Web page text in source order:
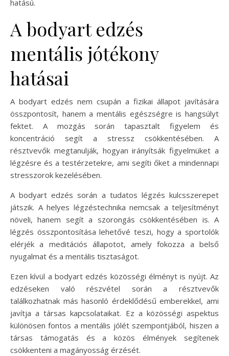
hatású.
A bodyart edzés
mentális jótékony
hatásai
A bodyart edzés nem csupán a fizikai állapot javítására
összpontosít, hanem a mentális egészségre is hangsúlyt
fektet. A mozgás során tapasztalt figyelem és
koncentráció segít a stressz csökkentésében. A
résztvevők megtanulják, hogyan irányítsák figyelmüket a
légzésre és a testérzetekre, ami segíti őket a mindennapi
stresszorok kezelésében.
A bodyart edzés során a tudatos légzés kulcsszerepet
játszik. A helyes légzéstechnika nemcsak a teljesítményt
növeli, hanem segít a szorongás csökkentésében is. A
légzés összpontosítása lehetővé teszi, hogy a sportolók
elérjék a meditációs állapotot, amely fokozza a belső
nyugalmat és a mentális tisztaságot.
Ezen kívül a bodyart edzés közösségi élményt is nyújt. Az
edzéseken való részvétel során a résztvevők
találkozhatnak más hasonló érdeklődésű emberekkel, ami
javítja a társas kapcsolataikat. Ez a közösségi aspektus
különösen fontos a mentális jólét szempontjából, hiszen a
társas támogatás és a közös élmények segítenek
csökkenteni a magányosság érzését.